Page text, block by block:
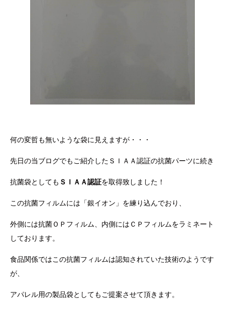
何の変哲も無いような袋に見えますが・・・
先日の当ブログでもご紹介したＳＩＡＡ認証の抗菌パーツに続き
抗菌袋としても ＳＩＡＡ認証を取得致しました！
この抗菌フィルムには「銀イオン」を練り込んでおり、
外側には抗菌ＯＰフィルム、内側にはＣＰフィルムをラミネート
しております。
食品関係ではこの抗菌フィルムは認知されていた技術のようです
が、
アパレル用の製品袋としてもご提案させて頂きます。